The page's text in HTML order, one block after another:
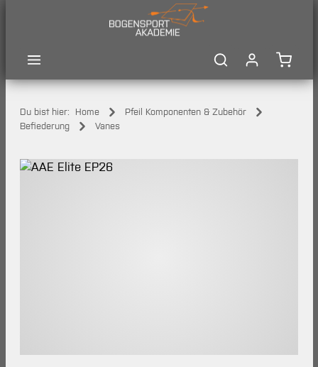
Du bist hier: Home
Pfeil Komponenten & Zubehör
Befiederung
Vanes
Bildergalerie überspringen